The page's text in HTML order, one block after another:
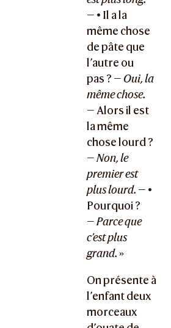
— • Il a la
même chose
de pâte que
l’autre ou
pas ? — Oui, la
même chose.
— Alors il est
la même
chose lourd ?
—Non, le
premier est
plus lourd. — •
Pourquoi ?
—Parce que
c’est plus
grand.»
On présente à
l’enfant deux
morceaux